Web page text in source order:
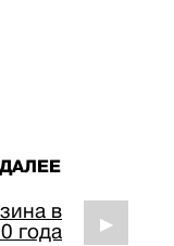
ДАЛЕЕ
в
года
▶